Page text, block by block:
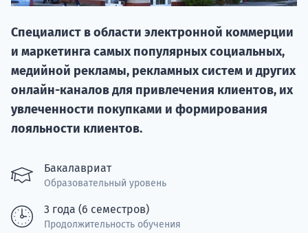
Специалист в области электронной коммерции
и маркетинга самых популярных социальных,
медийной рекламы, рекламных систем и других
онлайн-каналов для привлечения клиентов, их
увлеченности покупками и формирования
лояльности клиентов.
Бакалавриат
Образовательный уровень
3 года (6 семестров)
Продолжительность обучения